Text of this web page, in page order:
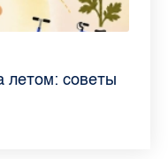
гигиена:
летом: советы
СПб — 2026:
низкий
причины
летом
эксперт
для
невролог
ответила на
с имбирем:
дома
глава
— о качестве